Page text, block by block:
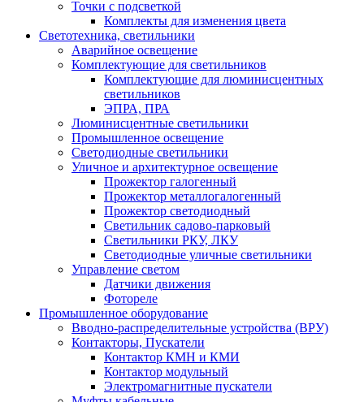
Точки с подсветкой
Комплекты для изменения цвета
Светотехника, светильники
Аварийное освещение
Комплектующие для светильников
Комплектующие для люминисцентных
светильников
ЭПРА, ПРА
Люминисцентные светильники
Промышленное освещение
Светодиодные светильники
Уличное и архитектурное освещение
Прожектор галогенный
Прожектор металлогалогенный
Прожектор светодиодный
Светильник садово-парковый
Светильники РКУ, ЛКУ
Светодиодные уличные светильники
Управление светом
Датчики движения
Фотореле
Промышленное оборудование
Вводно-распределительные устройства (ВРУ)
Контакторы, Пускатели
Контактор КМН и КМИ
Контактор модульный
Электромагнитные пускатели